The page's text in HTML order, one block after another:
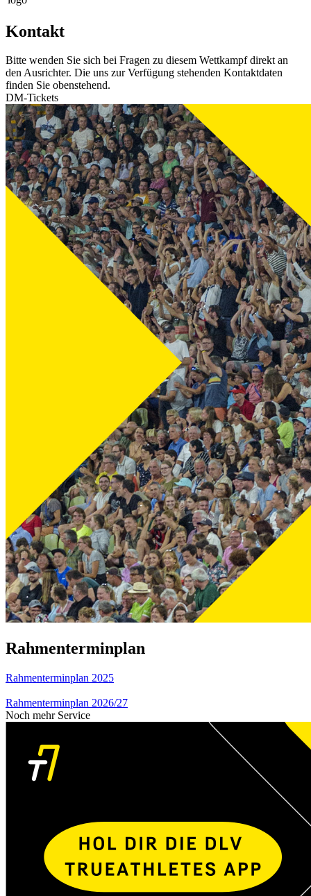
Kontakt
Bitte wenden Sie sich bei Fragen zu diesem Wettkampf direkt an
den Ausrichter. Die uns zur Verfügung stehenden Kontaktdaten
finden Sie obenstehend.
DM-Tickets
Rahmenterminplan
Rahmenterminplan 2025
Rahmenterminplan 2026/27
Noch mehr Service